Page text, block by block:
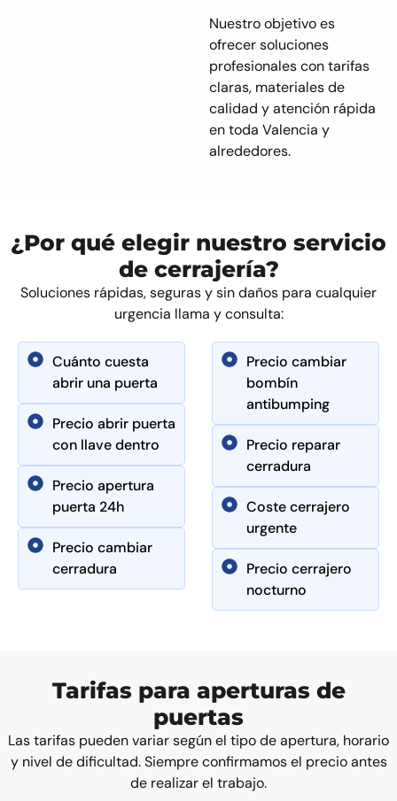
Nuestro objetivo es
ofrecer soluciones
profesionales con tarifas
claras, materiales de
calidad y atención rápida
en toda Valencia y
alrededores.
¿Por qué elegir nuestro servicio
de cerrajería?
Soluciones rápidas, seguras y sin daños para cualquier
urgencia llama y consulta:
Cuánto cuesta
abrir una puerta
Precio abrir puerta
con llave dentro
Precio apertura
puerta 24h
Precio cambiar
cerradura
Precio cambiar
bombín
antibumping
Precio reparar
cerradura
Coste cerrajero
urgente
Precio cerrajero
nocturno
Tarifas para aperturas de
puertas
Las tarifas pueden variar según el tipo de apertura, horario
y nivel de dificultad. Siempre confirmamos el precio antes
de realizar el trabajo.